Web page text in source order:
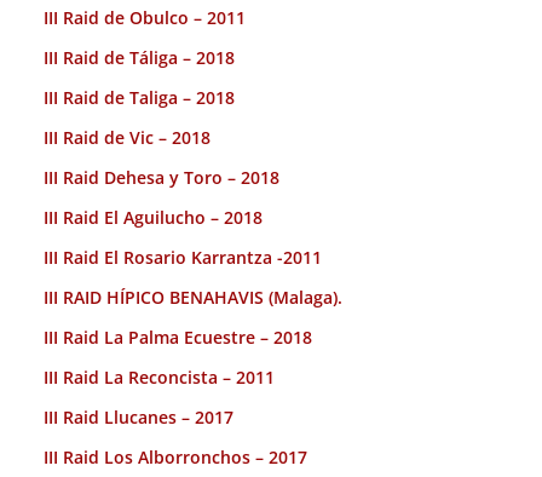
III Raid de Obulco – 2011
III Raid de Táliga – 2018
III Raid de Taliga – 2018
III Raid de Vic – 2018
III Raid Dehesa y Toro – 2018
III Raid El Aguilucho – 2018
III Raid El Rosario Karrantza -2011
III RAID HÍPICO BENAHAVIS (Malaga).
III Raid La Palma Ecuestre – 2018
III Raid La Reconcista – 2011
III Raid Llucanes – 2017
III Raid Los Alborronchos – 2017